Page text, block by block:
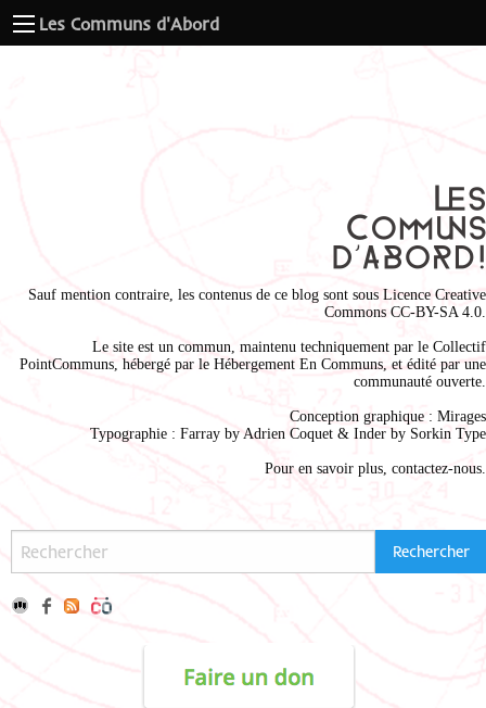
Les Communs d'Abord
Sauf mention contraire, les contenus de ce blog sont sous Licence Creative
Commons CC-BY-SA 4.0
Le site est un commun, maintenu techniquement par le Collectif
PointCommuns , hébergé par le Hébergement En Communs , et édité par une
communauté ouverte.
Conception graphique : Mirages
Typographie : Farray by Adrien Coquet & Inder by Sorkin Type
Pour en savoir plus, contactez-nous